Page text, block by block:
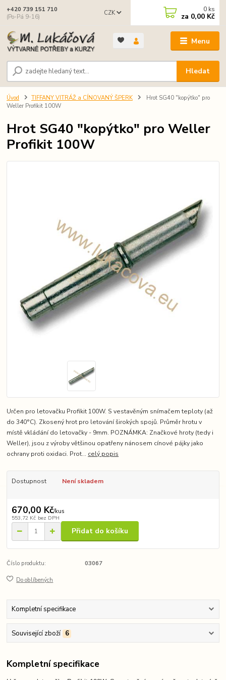
Menu
CZK
Hledat
+420 739 151 710
(Po-Pá 9-16)
0 ks
za 0,00 Kč
Úvod TIFFANY VITRÁŽ a CÍNOVANÝ ŠPERK
Hrot SG40 "kopýtko" pro
Weller Profikit 100W
Hrot SG40 "kopýtko" pro Weller
Profikit 100W
Určen pro letovačku Profikit 100W. S vestavěným snímačem teploty (až
do 340°C). Zkosený hrot pro letování širokých spojů. Průměr hrotu v
místě vkládání do letovačky - 9mm. POZNÁMKA: Značkové hroty (tedy i
Weller), jsou z výroby většinou opatřeny nánosem cínové pájky jako
ochrany proti oxidaci. Prot... celý popis
Dostupnost Není skladem
670,00 Kč/kus
553,72 Kč bez DPH
Přidat do košíku
Číslo produktu: 03067
Do oblíbených
Kompletní specifikace
Související zboží 6
Kompletní specifikace